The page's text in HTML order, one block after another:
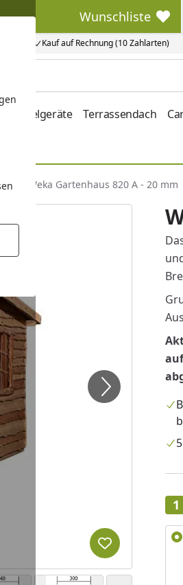
Kauf auf Rechnung (10 Zahlarten)
Wunschliste
Wunschliste
Terrassendach
Weka Gartenhaus 820 A - 20 mm
Produkt zur